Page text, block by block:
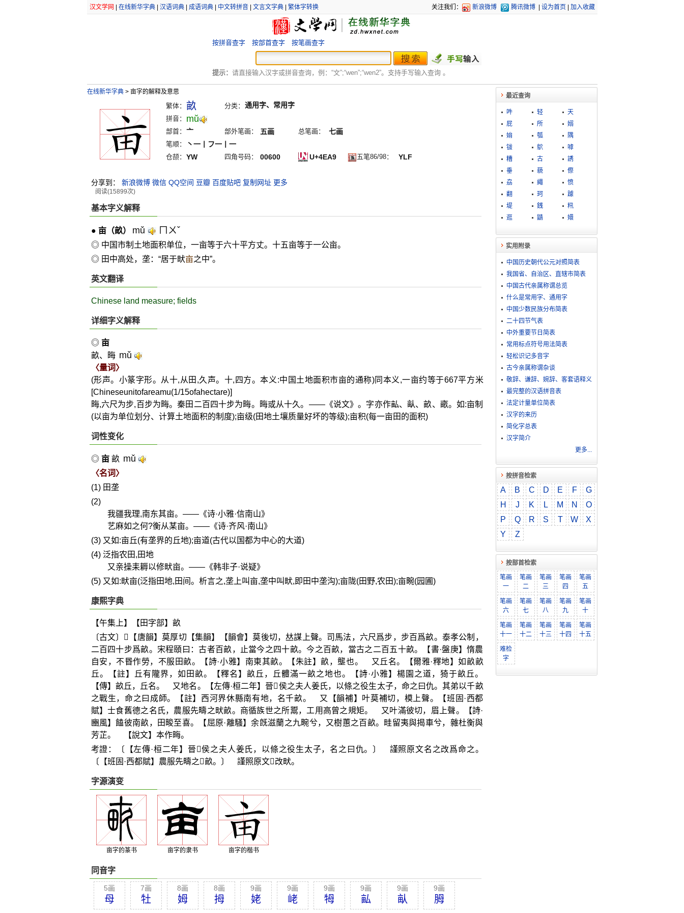
汉文学网 在线新华字典| 汉语词典| 成语词典| 中文转拼音| 文言文字典| 繁体字转换 关注我们： 新浪微博 腾讯微博 设为首页 加入收藏
按拼音查字 按部首查字 按笔画查字
提示： 请直接输入汉字或拼音查询，例：“文”;“wen”;“wen2”。支持手写输入查询 。
在线新华字典 >亩字的解释及意思
繁体： 畝 分类： 通用字、常用字
拼音： mŭ
部首： 亠 部外笔画： 五画 总笔画： 七画
笔顺： 丶一丨フ一丨一
仓颉： YW 四角号码： 00600 U+4EA9 五笔86/98： YLF
分享到： 新浪微博 微信 QQ空间 豆瓣 百度贴吧 复制网址 更多
阅读(15899次)
基本字义解释
● 亩（畝） mǔ ㄇㄨˇ
◎ 中国市制土地面积单位，一亩等于六十平方丈。十五亩等于一公亩。
◎ 田中高处，垄：“居于畎亩之中”。
英文翻译
Chinese land measure; fields
详细字义解释
◎ 亩
畝、畮 mǔ
〈量词〉
(形声。小篆字形。从十,从田,久声。十,四方。本义:中国土地面积市亩的通称)同本义,一亩约等于667平方米
[Chineseunitofareamu(1/15ofahectare)]
畮,六尺为步,百步为畮。秦田二百四十步为畮。畮或从十久。——《说文》。字亦作畆、畒、畝、畞。如:亩制
(以亩为单位划分、计算土地面积的制度);亩级(田地土壤质量好坏的等级);亩积(每一亩田的面积)
词性变化
◎ 亩畝 mǔ
〈名词〉
(1) 田垄
(2)
我疆我理,南东其亩。——《诗·小雅·信南山》
艺麻如之何?衡从某亩。——《诗·齐风·南山》
(3) 又如:亩丘(有垄界的丘地);亩道(古代以国都为中心的大道)
(4) 泛指农田,田地
又亲操耒耨以修畎亩。——《韩非子·说疑》
(5) 又如:畎亩(泛指田地,田间。析言之,垄上叫亩,垄中叫畎,即田中垄沟);亩陇(田野,农田);亩畹(园圃)
康熙字典
【午集上】【田字部】畝
〔古文〕
𤱑 【唐韻】莫厚切【集韻】【韻會】莫後切，𠀤謀上聲。司馬法，六尺爲步，步百爲畝。泰孝公制，
二百四十步爲畝。宋程頤曰：古者百畝，止當今之四十畝。今之百畝，當古之二百五十畝。【書·盤庚】惰農
自安，不昬作勞，不服田畝。【詩·小雅】南東其畝。【朱註】畝，壟也。 又丘名。【爾雅·釋地】如畝畝
丘。【註】丘有隴界，如田畝。【釋名】畝丘，丘體滿一畝之地也。【詩·小雅】楊園之道，猗于畝丘。
【傳】畝丘，丘名。 又地名。【左傳·桓二年】晉𥠇侯之夫人姜氏，以條之役生太子，命之曰仇。其弟以千畝
之戰生，命之曰成師。【註】西河界休縣南有地，名千畝。 又【韻補】叶莫補切，模上聲。【班固·西都
賦】士食舊德之名氏，農服先疇之畎畝。商循族世之所鬻，工用高曾之規矩。 又叶滿彼切，眉上聲。【詩·
豳風】饁彼南畝，田畯至喜。【屈原·離騷】余旣滋蘭之九畹兮，又樹蕙之百畝。畦留夷與揭車兮，雜杜衡與
芳芷。 【說文】本作畮。
考證：〔【左傳·桓二年】晉𥠇侯之夫人姜氏，以條之役生太子，名之曰仇。〕 謹照原文名之改爲命之。
〔【班固·西都賦】農服先疇之 𤱶畝。〕 謹照原文𤱶改畎。
字源演变
亩字的篆书 亩字的隶书 亩字的楷书
同音字
5画
母
7画
牡
8画
姆
8画
拇
9画
姥
9画
峔
9画
牳
9画
畆
9画
畒
9画
胟
最近查询
吽 轻
天
屁
所
嫋
姢
瓠
隅
钹
鴥
嘑
糟
古
誘
垂
藐
傺
劦
繩
愤
翻
珂
躆
堤
銭
籸
逛
鼱 嬛
实用附录
中国历史朝代公元对照简表
我国省、自治区、直辖市简表
中国古代亲属称谓总览
什么是常用字、通用字
中国少数民族分布简表
二十四节气表
中外重要节日简表
常用标点符号用法简表
轻松识记多音字
古今亲属称谓杂谈
敬​辞​、​谦​辞​、​婉​辞​、​客​套​语​释​义
最完整的汉语拼音表
法定计量单位简表
汉字的来历
简化字总表
汉字简介
更多...
按拼音检索
A B C D E F
G
H
J K L M N
O
P
Q R S T W
X
Y
Z
按部首检索
笔画
一
笔画
二
笔画
三
笔画
四
笔画
五
笔画
六
笔画
七
笔画
八
笔画
九
笔画
十
笔画
十一
笔画
十二
笔画
十三
笔画
十四
笔画
十五
难检
字